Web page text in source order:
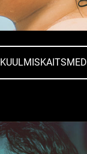
KUULMISKAITSMED